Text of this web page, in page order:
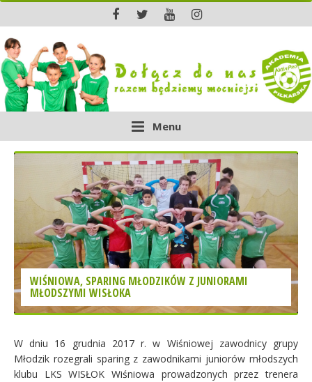
Menu
WIŚNIOWA, SPARING MŁODZIKÓW Z JUNIORAMI
MŁODSZYMI WISŁOKA
W dniu 16 grudnia 2017 r. w Wiśniowej zawodnicy grupy
Młodzik rozegrali sparing z zawodnikami juniorów młodszych
klubu LKS WISŁOK Wiśniowa prowadzonych przez trenera